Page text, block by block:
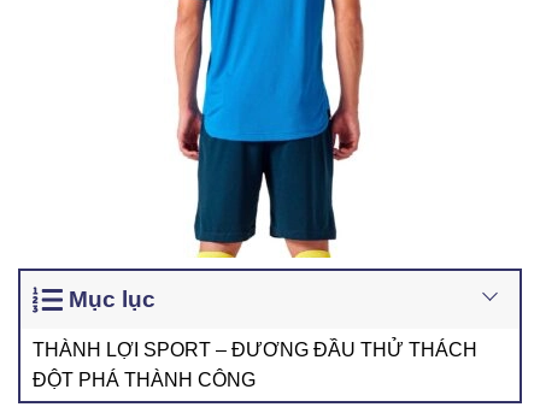
Mục lục
THÀNH LỢI SPORT – ĐƯƠNG ĐẦU THỬ THÁCH
ĐỘT PHÁ THÀNH CÔNG